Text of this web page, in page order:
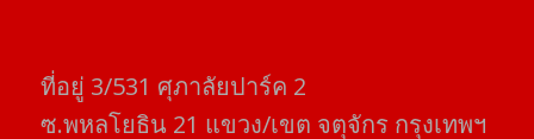
ที่อยู่​ 3/531​ ศุภาลัยปาร์ค​ 2
ซ.พหลโยธิน​ 21​ แขวง/เขต​ จตุจักร​ กรุงเทพฯ